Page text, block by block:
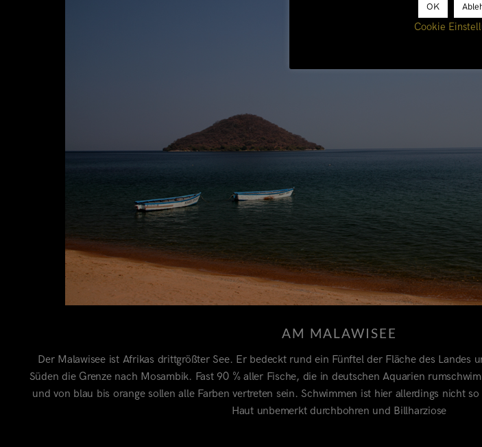
AM MALAWISEE
Der Malawisee ist Afrikas drittgrößter See. Er bedeckt rund ein Fünftel der Fläche des Landes
Süden die Grenze nach Mosambik. Fast 90 % aller Fische, die in deutschen Aquarien
und von blau bis orange sollen alle Farben vertreten sein. Schwimmen ist hier allerdings nicht
Haut unbemerkt durchbohren und Billharziose
OK
Cookie